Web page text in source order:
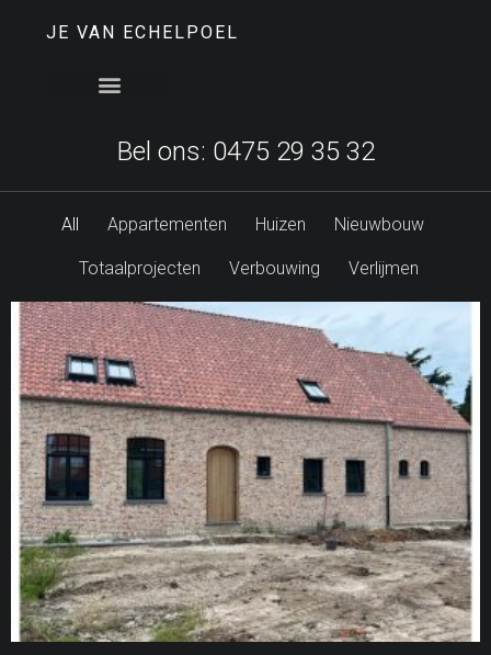
JE VAN ECHELPOEL
Bel ons: 0475 29 35 32
All Appartementen Huizen Nieuwbouw
Totaalprojecten Verbouwing Verlijmen